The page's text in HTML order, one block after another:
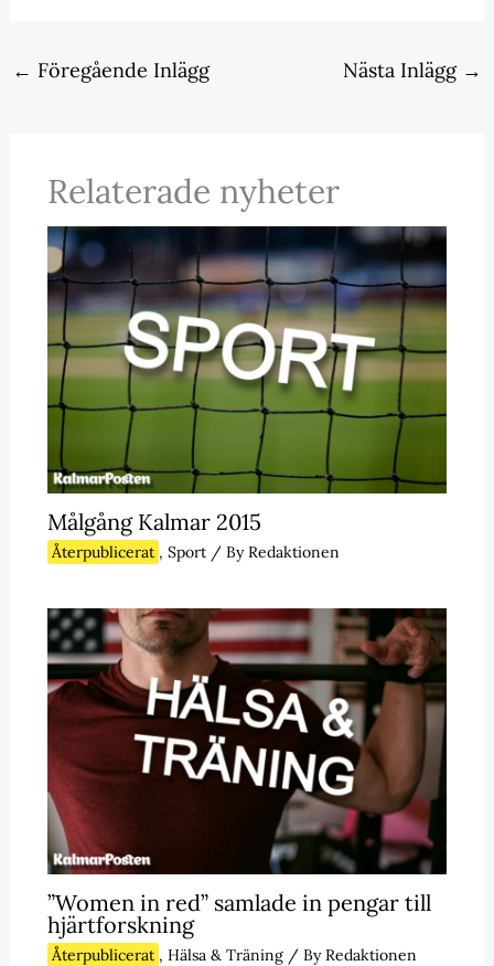
← Föregående Inlägg Nästa Inlägg →
Relaterade nyheter
Målgång Kalmar 2015
Återpublicerat , Sport/ ByRedaktionen
”Women in red” samlade in pengar till
hjärtforskning
Återpublicerat , Hälsa & Träning/ ByRedaktionen